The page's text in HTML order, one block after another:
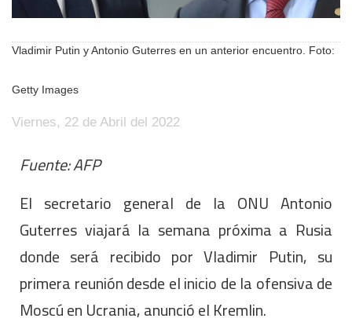
Vladimir Putin y Antonio Guterres en un anterior encuentro. Foto:
Getty Images
Viernes, 22 de Abril del 2022
Fuente: AFP
El secretario general de la ONU Antonio
Guterres viajará la semana próxima a Rusia
donde será recibido por Vladimir Putin, su
primera reunión desde el inicio de la ofensiva de
Moscú en Ucrania, anunció el Kremlin.